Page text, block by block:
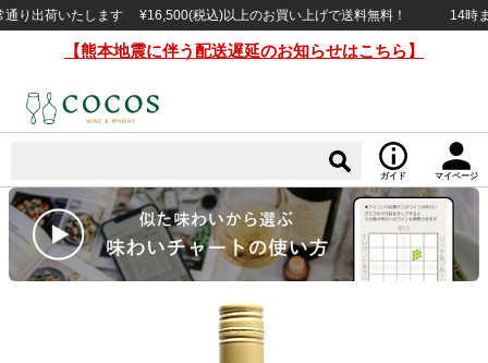
荷いたします ¥16,500(税込)以上のお買い上げで送料無料！ 14時まで
【熊本地震に伴う配送遅延のお知らせはこちら】
ガイド マイページ